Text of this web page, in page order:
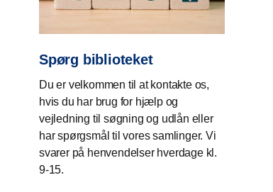
Spørg biblioteket
Du er velkommen til at kontakte os,
hvis du har brug for hjælp og
vejledning til søgning og udlån eller
har spørgsmål til vores samlinger. Vi
svarer på henvendelser hverdage kl.
9-15.